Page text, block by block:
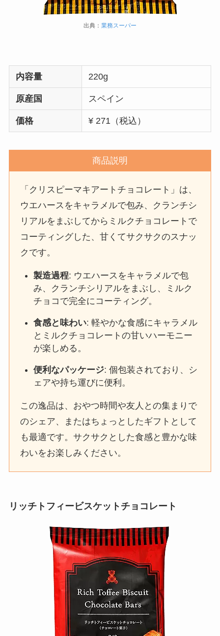
出典： 業務スーパー
内容量 220g
原産国 スペイン
価格 ¥ 271（税込）
商品説明
「クリスピーマキアートチョコレート」は、
ウエハースをキャラメルで包み、クランチシ
リアルをまぶしてからミルクチョコレートで
コーティングした、甘くてサクサクのスナッ
クです。
製造過程: ウエハースをキャラメルで包
み、クランチシリアルをまぶし、ミルク
チョコで完全にコーティング。
食感と味わい: 軽やかな食感にキャラメル
とミルクチョコレートの甘いハーモニー
が楽しめる。
便利なパッケージ: 個包装されており、シ
ェアや持ち運びに便利。
この逸品は、おやつ時間や友人との集まりで
のシェア、またはちょっとしたギフトとして
も最適です。サクサクとした食感と豊かな味
わいをお楽しみください。
リッチトフィービスケットチョコレート